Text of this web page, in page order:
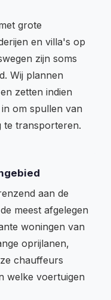
grote
en villa's op
zijn soms
Wij plannen
zetten indien
om spullen van
te transporteren.
aan de
meest afgelegen
woningen van
oprijlanen,
chauffeurs
welke voertuigen